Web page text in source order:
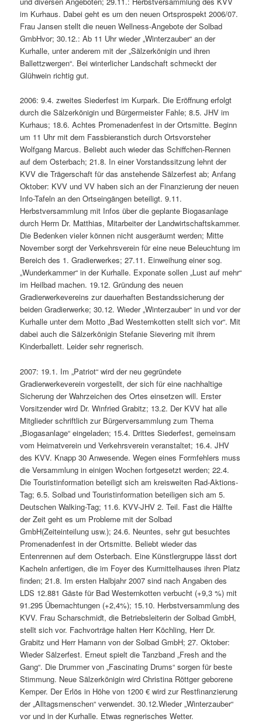
im Kurhaus. Dabei geht es um den neuen Ortsprospekt 2006/07.
Frau Jansen stellt die neuen Wellness-Angebote der Solbad
GmbHvor; 30.12.: Ab 11 Uhr wieder „Winterzauber“ an der
Kurhalle, unter anderem mit der „Sälzerkönigin und ihren
Ballettzwergen“. Bei winterlicher Landschaft schmeckt der
Glühwein richtig gut.
2006: 9.4. zweites Siederfest im Kurpark. Die Eröffnung erfolgt
durch die Sälzerkönigin und Bürgermeister Fahle; 8.5. JHV im
Kurhaus; 18.6. Achtes Promenadenfest in der Ortsmitte. Beginn
um 11 Uhr mit dem Fassbieranstich durch Ortsvorsteher
Wolfgang Marcus. Beliebt auch wieder das Schiffchen-Rennen
auf dem Osterbach; 21.8. In einer Vorstandssitzung lehnt der
KVV die Trägerschaft für das anstehende Sälzerfest ab; Anfang
Oktober: KVV und VV haben sich an der Finanzierung der neuen
Info-Tafeln an den Ortseingängen beteiligt. 9.11.
Herbstversammlung mit Infos über die geplante Biogasanlage
durch Herrn Dr. Matthias, Mitarbeiter der Landwirtschaftskammer.
Die Bedenken vieler können nicht ausgeräumt werden; Mitte
November sorgt der Verkehrsverein für eine neue Beleuchtung im
Bereich des 1. Gradierwerkes; 27.11. Einweihung einer sog.
„Wunderkammer“ in der Kurhalle. Exponate sollen „Lust auf mehr“
im Heilbad machen. 19.12. Gründung des neuen
Gradierwerkevereins zur dauerhaften Bestandssicherung der
beiden Gradierwerke; 30.12. Wieder „Winterzauber“ in und vor der
Kurhalle unter dem Motto „Bad Westernkotten stellt sich vor“. Mit
dabei auch die Sälzerkönigin Stefanie Sievering mit ihrem
Kinderballett. Leider sehr regnerisch.
2007: 19.1. Im „Patriot“ wird der neu gegründete
Gradierwerkeverein vorgestellt, der sich für eine nachhaltige
Sicherung der Wahrzeichen des Ortes einsetzen will. Erster
Vorsitzender wird Dr. Winfried Grabitz; 13.2. Der KVV hat alle
Mitglieder schriftlich zur Bürgerversammlung zum Thema
„Biogasanlage“ eingeladen; 15.4. Drittes Siederfest, gemeinsam
vom Heimatverein und Verkehrsverein veranstaltet; 16.4. JHV
des KVV. Knapp 30 Anwesende. Wegen eines Formfehlers muss
die Versammlung in einigen Wochen fortgesetzt werden; 22.4.
Die Touristinformation beteiligt sich am kreisweiten Rad-Aktions-
Tag; 6.5. Solbad und Touristinformation beteiligen sich am 5.
Deutschen Walking-Tag; 11.6. KVV-JHV 2. Teil. Fast die Hälfte
der Zeit geht es um Probleme mit der Solbad
GmbH(Zeiteinteilung usw.); 24.6. Neuntes, sehr gut besuchtes
Promenadenfest in der Ortsmitte. Beliebt wieder das
Entenrennen auf dem Osterbach. Eine Künstlergruppe lässt dort
Kacheln anfertigen, die im Foyer des Kurmittelhauses ihren Platz
finden; 21.8. Im ersten Halbjahr 2007 sind nach Angaben des
LDS 12.881 Gäste für Bad Westernkotten verbucht (+9,3 %) mit
91.295 Übernachtungen (+2,4%); 15.10. Herbstversammlung des
KVV. Frau Scharschmidt, die Betriebsleiterin der Solbad GmbH,
stellt sich vor. Fachvorträge halten Herr Köchling, Herr Dr.
Grabitz und Herr Hamann von der Solbad GmbH; 27. Oktober:
Wieder Sälzerfest. Erneut spielt die Tanzband „Fresh and the
Gang“. Die Drummer von „Fascinating Drums“ sorgen für beste
Stimmung. Neue Sälzerkönigin wird Christina Röttger geborene
Kemper. Der Erlös in Höhe von 1200 € wird zur Restfinanzierung
der „Alltagsmenschen“ verwendet. 30.12.Wieder „Winterzauber“
vor und in der Kurhalle. Etwas regnerisches Wetter.